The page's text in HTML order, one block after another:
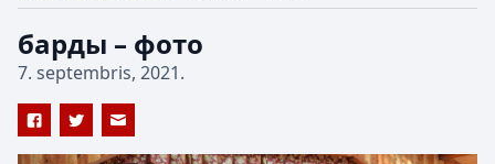
барды – фото
7. septembris, 2021.